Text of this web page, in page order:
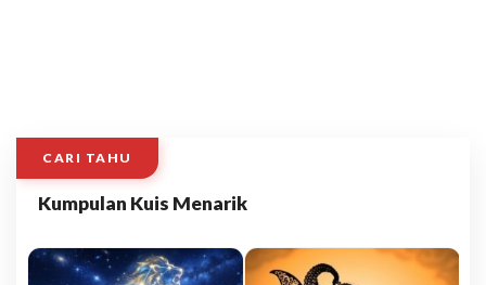
CARI TAHU
Kumpulan Kuis Menarik